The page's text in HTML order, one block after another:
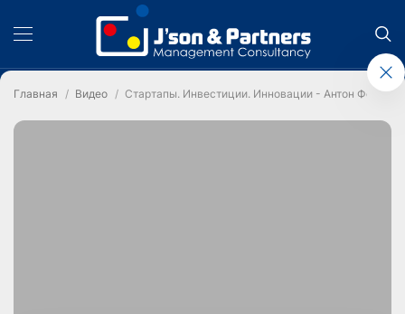
Главная Видео Стартапы. Инвестиции. Инновации - Антон